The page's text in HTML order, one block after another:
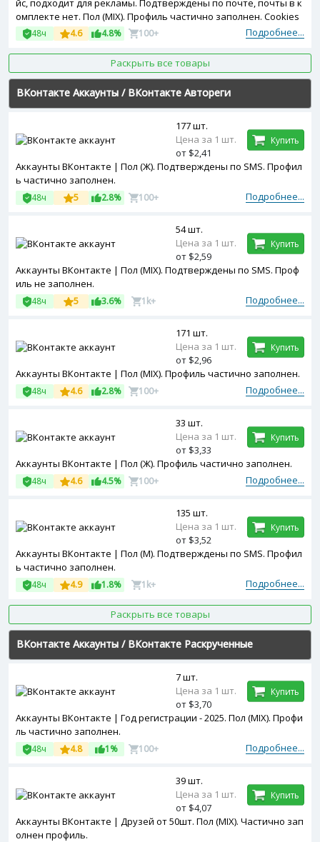
йс, подходит для рекламы. Подтверждены по почте, почты в к
омплекте нет. Пол (MIX). Профиль частично заполнен. Cookies
в комплекте. Двухфакторная авторизация включена. Зарегис
трированы с MIX ip
Подробнее...
48ч 4.6 4.8% 100+
Раскрыть все товары
ВКонтакте Аккаунты / ВКонтакте Автореги
Аккаунты ВКонтакте | Пол (Ж). Подтверждены по SMS. Профил
ь частично заполнен.
Подробнее...
48ч 5 2.8% 100+
177 шт.
Цена за 1 шт.
от $2,41
Купить
Аккаунты ВКонтакте | Пол (MIX). Подтверждены по SMS. Проф
иль не заполнен.
Подробнее...
48ч 5 3.6% 1k+
54 шт.
Цена за 1 шт.
от $2,59
Купить
Аккаунты ВКонтакте | Пол (MIX). Профиль частично заполнен.
Подробнее...
48ч 4.6 2.8% 100+
171 шт.
Цена за 1 шт.
от $2,96
Купить
Аккаунты ВКонтакте | Пол (Ж). Профиль частично заполнен.
Подробнее...
48ч 4.6 4.5% 100+
33 шт.
Цена за 1 шт.
от $3,33
Купить
Аккаунты ВКонтакте | Пол (М). Подтверждены по SMS. Профил
ь частично заполнен.
Подробнее...
48ч 4.9 1.8% 1k+
135 шт.
Цена за 1 шт.
от $3,52
Купить
Раскрыть все товары
ВКонтакте Аккаунты / ВКонтакте Раскрученные
Аккаунты ВКонтакте | Год регистрации - 2025. Пол (MIX). Профи
ль частично заполнен.
Подробнее...
48ч 4.8 1% 100+
7 шт.
Цена за 1 шт.
от $3,70
Купить
Аккаунты ВКонтакте | Друзей от 50шт. Пол (MIX). Частично зап
олнен профиль.
39 шт.
Цена за 1 шт.
от $4,07
Купить